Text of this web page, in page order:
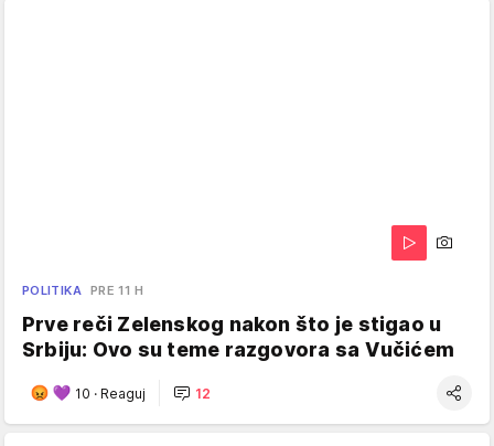
POLITIKA PRE 11 H
Prve reči Zelenskog nakon što je stigao u
Srbiju: Ovo su teme razgovora sa Vučićem
10 · Reaguj 12